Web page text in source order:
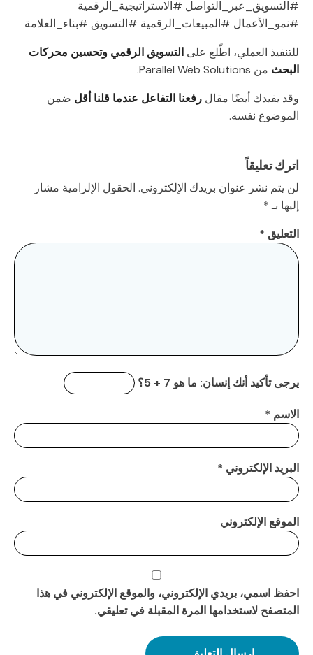
#التسويق_عبر_التواصل #الاستراتيجية_الرقمية
#نمو_الأعمال #المبيعات_الرقمية #التسويق #بناء_العلامة
للتنفيذ العملي، اطّلع على التسويق الرقمي وتحسين محركات
البحث من Parallel Web Solutions.
وقد يفيدك أيضًا مقال رفعنا التفاعل عندما قلنا أقل ضمن
الموضوع نفسه.
اترك تعليقاً
لن يتم نشر عنوان بريدك الإلكتروني. الحقول الإلزامية مشار
إليها بـ*
التعليق *
يرجى تأكيد أنك إنسان: ما هو 7 + 5؟
الاسم *
البريد الإلكتروني *
الموقع الإلكتروني
احفظ اسمي، بريدي الإلكتروني، والموقع الإلكتروني في هذا
المتصفح لاستخدامها المرة المقبلة في تعليقي.